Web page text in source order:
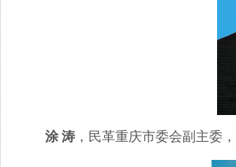
涂 涛 ，民革重庆市委会副主委